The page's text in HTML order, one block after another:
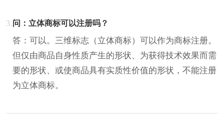
3.问：立体商标可以注册吗？
答：可以。三维标志（立体商标）可以作为商标注册。
但仅由商品自身性质产生的形状、为获得技术效果而需
要的形状、或使商品具有实质性价值的形状，不能注册
为立体商标。